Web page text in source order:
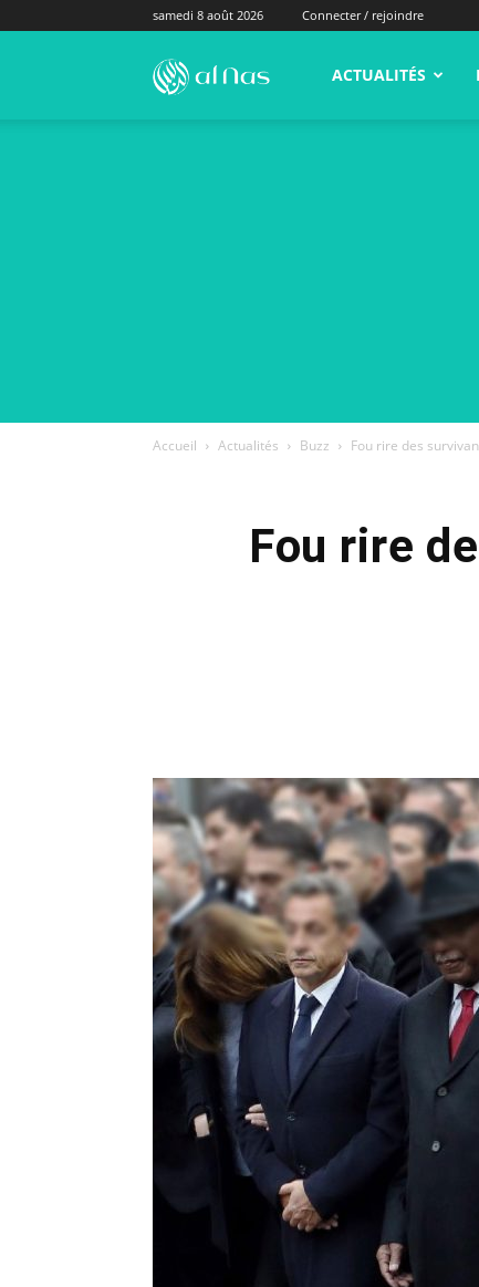
samedi 8 août 2026 Connecter / rejoindre
alNas.fr ACTUALITÉS
Accueil Actualités Buzz Fou rire des
Fou rire